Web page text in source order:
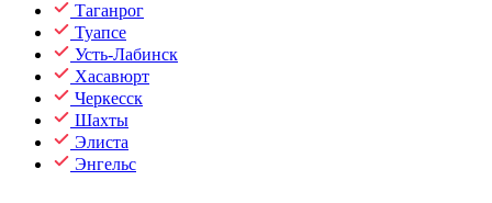
Таганрог
Туапсе
Усть-Лабинск
Хасавюрт
Черкесск
Шахты
Элиста
Энгельс